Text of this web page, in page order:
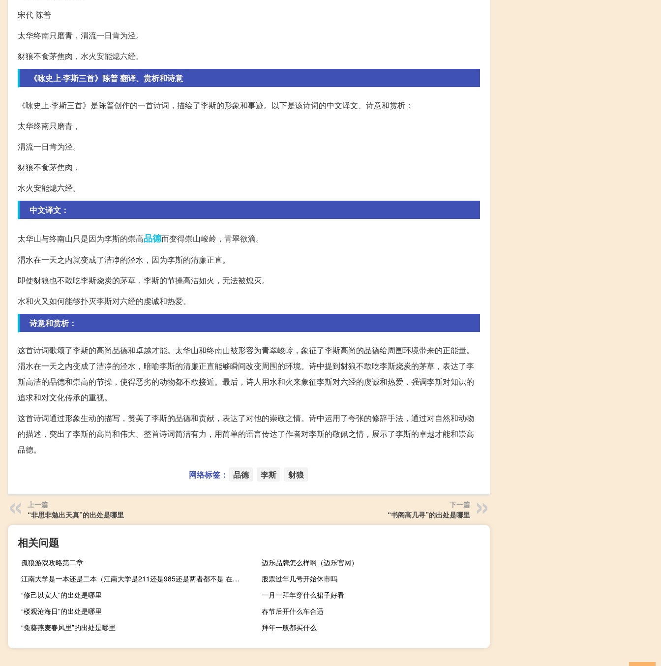
宋代 陈普
太华终南只磨青，渭流一日肯为泾。
豺狼不食茅焦肉，水火安能熄六经。
《咏史上·李斯三首》陈普 翻译、赏析和诗意
《咏史上·李斯三首》是陈普创作的一首诗词，描绘了李斯的形象和事迹。以下是该诗词的中文译文、诗意和赏析：
太华终南只磨青，
渭流一日肯为泾。
豺狼不食茅焦肉，
水火安能熄六经。
中文译文：
太华山与终南山只是因为李斯的崇高品德而变得崇山峻岭，青翠欲滴。
渭水在一天之内就变成了洁净的泾水，因为李斯的清廉正直。
即使豺狼也不敢吃李斯烧炭的茅草，李斯的节操高洁如火，无法被熄灭。
水和火又如何能够扑灭李斯对六经的虔诚和热爱。
诗意和赏析：
这首诗词歌颂了李斯的高尚品德和卓越才能。太华山和终南山被形容为青翠峻岭，象征了李斯高尚的品德给周围环境带来的正能量。
渭水在一天之内变成了洁净的泾水，暗喻李斯的清廉正直能够瞬间改变周围的环境。诗中提到豺狼不敢吃李斯烧炭的茅草，表达了李
斯高洁的品德和崇高的节操，使得恶劣的动物都不敢接近。最后，诗人用水和火来象征李斯对六经的虔诚和热爱，强调李斯对知识的
追求和对文化传承的重视。
这首诗词通过形象生动的描写，赞美了李斯的品德和贡献，表达了对他的崇敬之情。诗中运用了夸张的修辞手法，通过对自然和动物
的描述，突出了李斯的高尚和伟大。整首诗词简洁有力，用简单的语言传达了作者对李斯的敬佩之情，展示了李斯的卓越才能和崇高
品德。
网络标签： 品德 李斯 豺狼
上一篇
“非思非勉出天真”的出处是哪里
下一篇
“书阁高几寻”的出处是哪里
相关问题
孤狼游戏攻略第二章
迈乐品牌怎么样啊（迈乐官网）
江南大学是一本还是二本（江南大学是211还是985还是两者都不是 在哪）
股票过年几号开始休市吗
“修己以安人”的出处是哪里
一月一拜年穿什么裙子好看
“楼观沧海日”的出处是哪里
春节后开什么车合适
“兔葵燕麦春风里”的出处是哪里
拜年一般都买什么